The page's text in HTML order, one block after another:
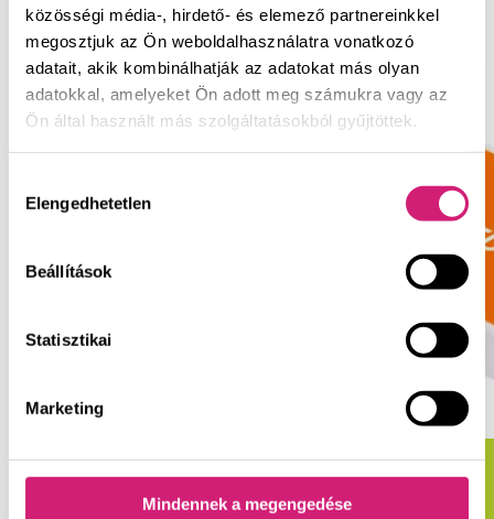
közösségi média-, hirdető- és elemező partnereinkkel
megosztjuk az Ön weboldalhasználatra vonatkozó
adatait, akik kombinálhatják az adatokat más olyan
adatokkal, amelyeket Ön adott meg számukra vagy az
Ön által használt más szolgáltatásokból gyűjtöttek.
kiválasztása
Elengedhetetlen
Beállítások
Statisztikai
Marketing
Mindennek a megengedése
hagyományos ibuprofén készítmények.
Fájdalomtípusok
Ismerje meg, milyen fájdalmak csillapítására
alkalmasak a Spedifen termékek.
TUDJON MEG TÖBBET